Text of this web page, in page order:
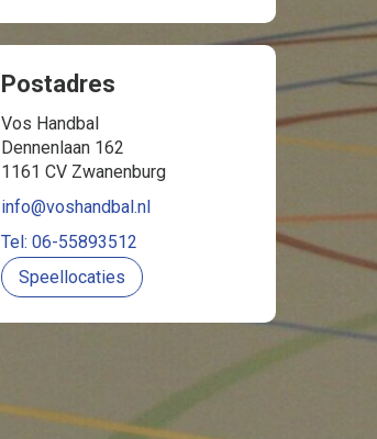
Postadres
Vos Handbal
Dennenlaan 162
1161 CV Zwanenburg
info@voshandbal.nl
Tel: 06-55893512
Speellocaties